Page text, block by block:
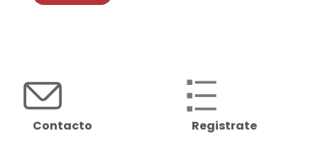
Contacto Registrate